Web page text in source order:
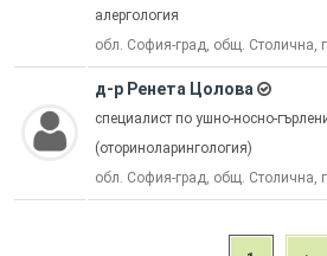
алергология
обл. София-град, общ. Столична,
д-р Ренета Цолова
специалист по ушно-носно-
(оториноларингология)
обл. София-град, общ. Столична,